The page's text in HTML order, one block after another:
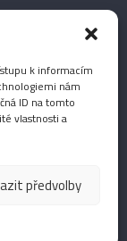
k informacím
nám
ID na tomto
vlastnosti a
předvolby